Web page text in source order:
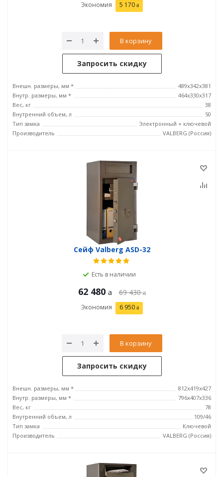
Экономия 5 170
В корзину
Запросить скидку
Внешн. размеры, мм *
489x342x381
Внутр. размеры, мм *
464х330х317
Вес, кг
38
Внутренний объем, л
50
Тип замка
Электронный + ключевой
Производитель
VALBERG (Россия)
Сейф Valberg ASD-32
Есть в наличии
62 480 69 430
Экономия 6 950
В корзину
Запросить скидку
Внешн. размеры, мм *
812x419x427
Внутр. размеры, мм *
796х407х336
Вес, кг
78
Внутренний объем, л
109/46
Тип замка
Ключевой
Производитель
VALBERG (Россия)